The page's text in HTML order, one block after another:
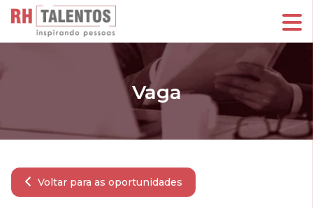
Vaga
Voltar para as oportunidades